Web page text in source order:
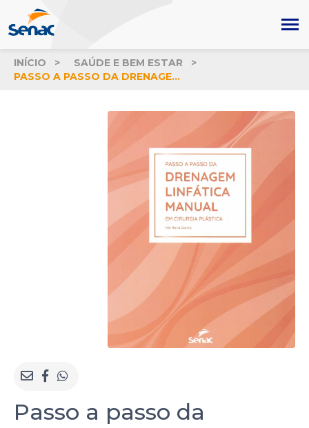
INÍCIO
SAÚDE E BEM ESTAR
PASSO A PASSO DA DRENAGEM LINFÁTICA MANUAL EM CIRURGIA PLÁSTICA
Passo a passo da